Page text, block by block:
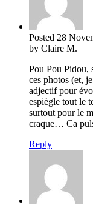
Posted 28
by Claire M.
Pou Pou Pidou,
ces photos (et,
adjectif pour
espiègle tout le
surtout pour le
craque… Ca
Reply